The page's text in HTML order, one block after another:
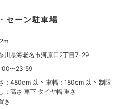
セーン駐車場
川県海老名市河原口2丁目7-29
〜23:59
：480cm 以下 車幅：180cm 以下 制限
：高さ 車下 タイヤ幅 重さ
き